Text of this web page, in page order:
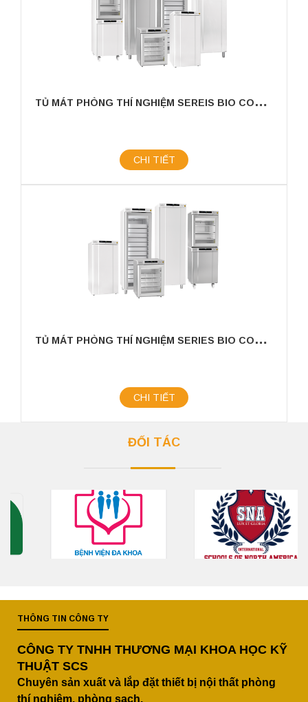
T
Ủ MÁT PHÒNG THÍ NGHIỆM SEREIS BIO COMPACT II
CHI TIẾT
T
Ủ MÁT PHÒNG THÍ NGHIỆM SERIES BIO COMPACT
CHI TIẾT
ĐỐI TÁC
THÔNG TIN CÔNG TY
CÔNG TY TNHH THƯƠNG MẠI KHOA HỌC KỸ
THUẬT SCS
Chuyên sản xuất và lắp đặt thiết bị nội thất phòng
thí nghiệm, phòng sạch.